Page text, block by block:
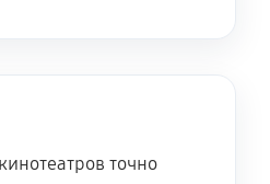
точно